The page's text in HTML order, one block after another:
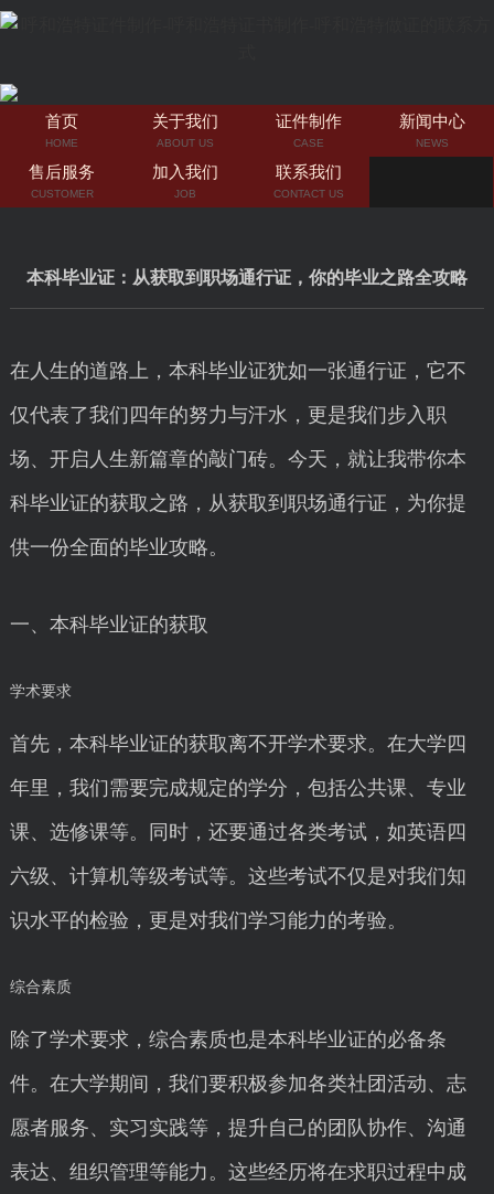
首页
HOME
关于我们
ABOUT US
证件制作
CASE
新闻中心
NEWS
售后服务
CUSTOMER
加入我们
JOB
联系我们
CONTACT US
本科毕业证：从获取到职场通行证，你的毕业之路全攻略
在人生的道路上，本科毕业证犹如一张通行证，它不
仅代表了我们四年的努力与汗水，更是我们步入职
场、开启人生新篇章的敲门砖。今天，就让我带你本
科毕业证的获取之路，从获取到职场通行证，为你提
供一份全面的毕业攻略。
一、本科毕业证的获取
学术要求
首先，本科毕业证的获取离不开学术要求。在大学四
年里，我们需要完成规定的学分，包括公共课、专业
课、选修课等。同时，还要通过各类考试，如英语四
六级、计算机等级考试等。这些考试不仅是对我们知
识水平的检验，更是对我们学习能力的考验。
综合素质
除了学术要求，综合素质也是本科毕业证的必备条
件。在大学期间，我们要积极参加各类社团活动、志
愿者服务、实习实践等，提升自己的团队协作、沟通
表达、组织管理等能力。这些经历将在求职过程中成